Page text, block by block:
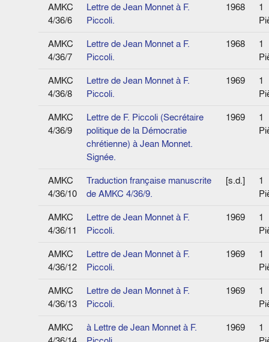
AMKC
4/36/6
Lettre de Jean Monnet à F.
Piccoli.
1968
1
AMKC
4/36/7
Lettre de Jean Monnet a F.
Piccoli.
1968
1
AMKC
4/36/8
Lettre de Jean Monnet à F.
Piccoli.
1969
1
AMKC
4/36/9
Lettre de F. Piccoli (Secrétaire
politique de la Démocratie
chrétienne) à Jean Monnet.
Signée.
1969
1
AMKC
4/36/10
Traduction française manuscrite
de AMKC 4/36/9.
[s.d.]
1
AMKC
4/36/11
Lettre de Jean Monnet à F.
Piccoli.
1969
1
AMKC
4/36/12
Lettre de Jean Monnet à F.
Piccoli.
1969
1
AMKC
4/36/13
Lettre de Jean Monnet à F.
Piccoli.
1969
1
AMKC
à Lettre de Jean Monnet à F.
1969
1